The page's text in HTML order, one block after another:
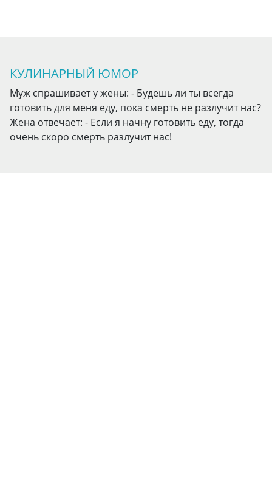
КУЛИНАРНЫЙ ЮМОР
Муж спрашивает у жены: - Будешь ли ты всегда
готовить для меня еду, пока смерть не разлучит нас?
Жена отвечает: - Если я начну готовить еду, тогда
очень скоро смерть разлучит нас!